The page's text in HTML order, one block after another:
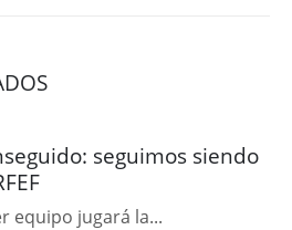
seguimos siendo
equipo jugará la...